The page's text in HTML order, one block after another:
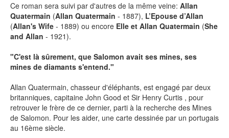
EDITEURS & COLLECTIONS
LES PARUTIONS/SORTIES
NEWSLETTER
S'ABONNER
En indiquant votre adresse mail ci-dessus, vous consentez à recevoir des mails de la
part d'Actusf. Vous pouvez vous désinscrire à tout moment à travers les liens de
désinscription.
Ce roman sera suivi par d'autres de la même veine: Allan
Quatermain (Allan Quatermain - 1887), L’Epouse d’Allan
(Allan's Wife - 1889) ou encore Elle et Allan Quatermain (She
and Allan - 1921).
"C'est là sûrement, que Salomon avait ses mines, ses
mines de diamants s'entend."
Allan Quatermain, chasseur d'éléphants, est engagé par deux
britanniques, capitaine John Good et Sir Henry Curtis , pour
retrouver le frère de ce dernier, parti à la recherche des Mines
de Salomon. Pour les aider, une carte dessinée par un portugais
au 16ème siècle.